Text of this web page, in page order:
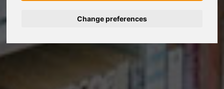
Change preferences
Deutsch
Español